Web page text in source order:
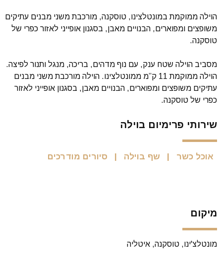
הוילה ממוקמת במונטלצינו, טוסקנה, מורכבת משני מבנים עתיקים
משופצים ומפוארים, הבנויים מאבן, בסגנון אופייני לאזור כפרי של
טוסקנה.
מסביב הוילה שטח ענק, עם נוף מדהים, בריכה, מנגל ותנור לפיצה.
הוילה ממוקמת 11 ק”מ ממונטלצינו. הוילה מורכבת משני מבנים
עתיקים משופצים ומפוארים, הבנויים מאבן, בסגנון אופייני לאזור
כפרי של טוסקנה.
שירותי פרימיום בוילה
אוכל כשר שף בוילה סיורים מודרכים
מיקום
מונטלצ'ינו, טוסקנה, איטליה